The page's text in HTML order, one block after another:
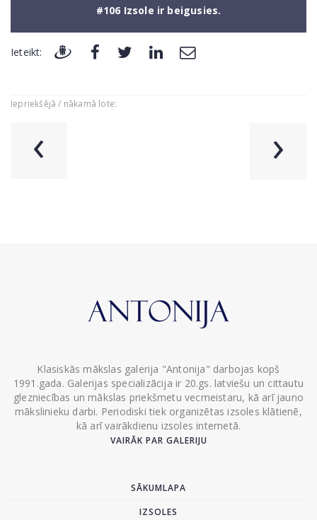
#106 Izsole ir beigusies.
Ieteikt:
Iepriekšējā / nākamā lote:
‹ ›
Klasiskās mākslas galerija "Antonija" darbojas kopš
1991.gada. Galerijas specializācija ir 20.gs. latviešu un cittautu
glezniecības un mākslas priekšmetu vecmeistaru, kā arī jauno
mākslinieku darbi. Periodiski tiek organizētas izsoles klātienē,
kā arī vairākdienu izsoles internetā.
VAIRĀK PAR GALERIJU
SĀKUMLAPA
IZSOLES